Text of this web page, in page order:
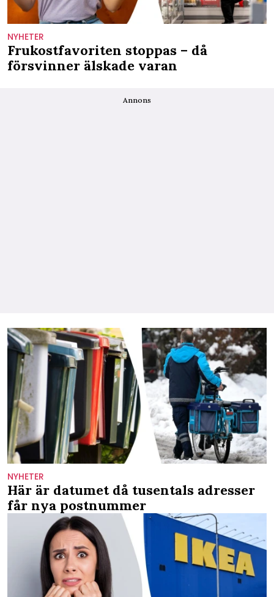
NYHETER
Frukostfavoriten stoppas – då
försvinner älskade varan
Annons
NYHETER
Här är datumet då tusentals adresser
får nya postnummer